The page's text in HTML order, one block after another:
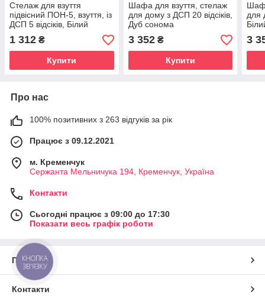
Стелаж для взуття
підвісний ПОН-5, взуття, із
ДСП 5 відсіків, Білий
1 312 ₴
Купити
Шафа для взуття, стелаж
для дому з ДСП 20 відсіків,
Дуб сонома
3 352₴
Купити
для
3
Про нас
100% позитивних з 263 відгуків за рік
Працює з 09.12.2021
м. Кременчук
Сержанта Мельничука 194, Кременчук, Україна
Контакти
Сьогодні працює з 09:00 до 17:30
Показати весь графік роботи
Про нас
Контакти
КНОПКА
ЗВ'ЯЗКУ